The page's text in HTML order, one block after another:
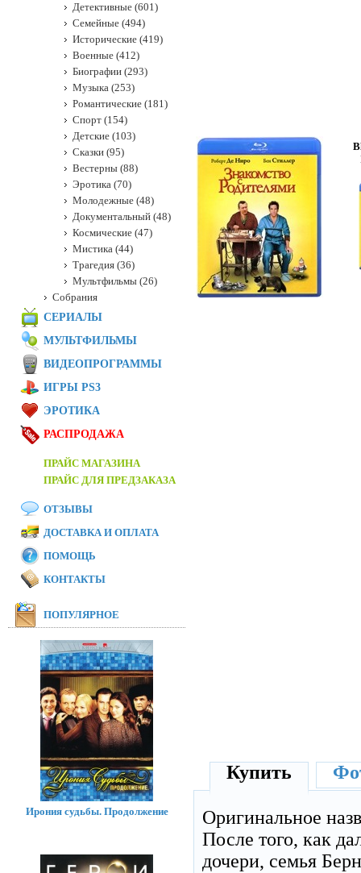
Купить
Оригинальное
После того, как
дочери, семья
Детективные (601)
Семейные (494)
Исторические (419)
Военные (412)
Биографии (293)
Музыка (253)
Романтические (181)
Спорт (154)
Детские (103)
Сказки (95)
Вестерны (88)
Эротика (70)
Молодежные (48)
Документальный (48)
Космические (47)
Мистика (44)
Трагедия (36)
Мультфильмы (26)
Собрания
СЕРИАЛЫ
МУЛЬТФИЛЬМЫ
ВИДЕОПРОГРАММЫ
ИГРЫ PS3
ЭРОТИКА
РАСПРОДАЖА
ПРАЙС МАГАЗИНА
ПРАЙС ДЛЯ ПРЕДЗАКАЗА
ОТЗЫВЫ
ДОСТАВКА И ОПЛАТА
ПОМОЩЬ
КОНТАКТЫ
ПОПУЛЯРНОЕ
Ирония судьбы. Продолжение